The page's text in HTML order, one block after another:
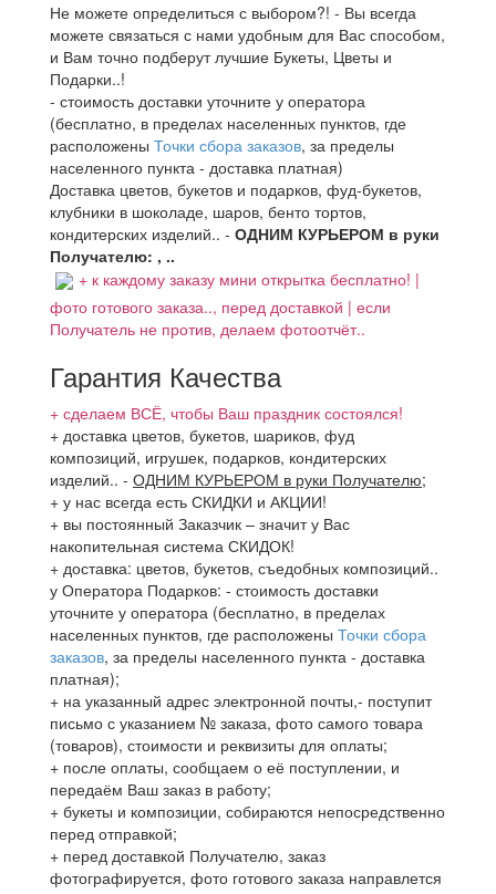
Не можете определиться с выбором?! - Вы всегда
можете связаться с нами удобным для Вас способом,
и Вам точно подберут лучшие Букеты, Цветы и
Подарки..!
- стоимость доставки уточните у оператора
(бесплатно, в пределах населенных пунктов, где
расположены Точки сбора заказов, за пределы
населенного пункта - доставка платная)
Доставка цветов, букетов и подарков, фуд-букетов,
клубники в шоколаде, шаров, бенто тортов,
кондитерских изделий.. - ОДНИМ КУРЬЕРОМ в руки
Получателю: , ..
+ к каждому заказу мини открытка бесплатно! |
фото готового заказа.., перед доставкой | если
Получатель не против, делаем фотоотчёт..
Гарантия Качества
+ сделаем ВСЁ, чтобы Ваш праздник состоялся!
+ доставка цветов, букетов, шариков, фуд
композиций, игрушек, подарков, кондитерских
изделий.. - ОДНИМ КУРЬЕРОМ в руки Получателю;
+ у нас всегда есть СКИДКИ и АКЦИИ!
+ вы постоянный Заказчик – значит у Вас
накопительная система СКИДОК!
+ доставка: цветов, букетов, съедобных композиций..
у Оператора Подарков: - стоимость доставки
уточните у оператора (бесплатно, в пределах
населенных пунктов, где расположены Точки сбора
заказов, за пределы населенного пункта - доставка
платная);
+ на указанный адрес электронной почты,- поступит
письмо с указанием № заказа, фото самого товара
(товаров), стоимости и реквизиты для оплаты;
+ после оплаты, сообщаем о её поступлении, и
передаём Ваш заказ в работу;
+ букеты и композиции, собираются непосредственно
перед отправкой;
+ перед доставкой Получателю, заказ
фотографируется, фото готового заказа направлется